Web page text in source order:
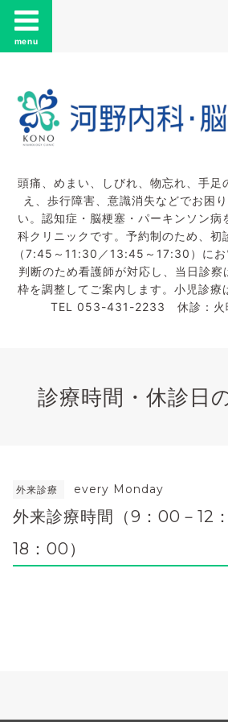
menu
頭痛、めまい、しびれ、物忘れ、手足
え、歩行障害、意識消失などでお困
い。認知症・脳梗塞・パーキンソン病
科クリニックです。予約制のため、初
（7:45～11:30／13:45～17:30）にお
判断のため看護師が対応し、当日診察
枠を調整してご案内します。小児診療
TEL 053-431-2233 休診：火
診療時間・休診日
外来診療 every Monday
外来診療時間（9：00－12
18：00）